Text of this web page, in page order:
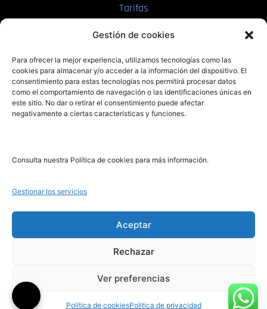
Gestión de cookies
Para ofrecer la mejor experiencia, utilizamos tecnologías como las
cookies para almacenar y/o acceder a la información del dispositivo. El
consentimiento para estas tecnologías nos permitirá procesar datos
como el comportamiento de navegación o las identificaciones únicas en
este sitio. No dar o retirar el consentimiento puede afectar
negativamente a ciertas características y funciones.
Consulta nuestra Política de cookies para más información.
Gestionar los servicios
Aceptar
Rechazar
Ver preferencias
Política de cookiesPolitica de privacidad
Tarifas
PRL | Films
PRL | Play
PRL | LAB
Noticias
Legal
Aviso Legal
Política de Cookies
Política de Privacidad